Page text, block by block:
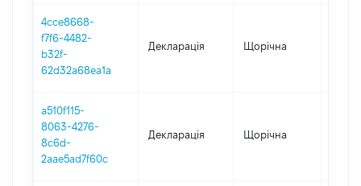
4cce8668-
f7f6-4482-
b32f-
62d32a68ea1a
Декларація Щорічна
a510f115-
8063-4276-
8c6d-
2aae5ad7f60c
Декларація Щорічна